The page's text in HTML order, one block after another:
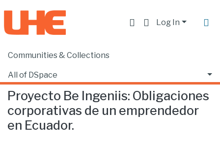
Log In
Communities & Collections
All of DSpace
Statistics
Home
Proyecto Be Ingeniis: Obligaciones
corporativas de un emprendedor
en Ecuador.